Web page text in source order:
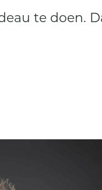
te doen.